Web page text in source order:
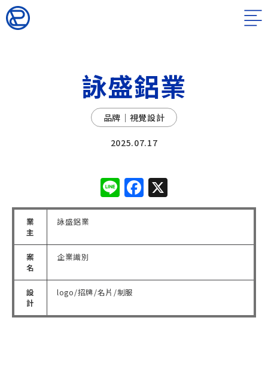
詠盛鋁業
品牌｜視覺設計
2025.07.17
LineFacebook
業
主
詠盛鋁業
案
名
企業識別
設
計
logo/招牌/名片/制服